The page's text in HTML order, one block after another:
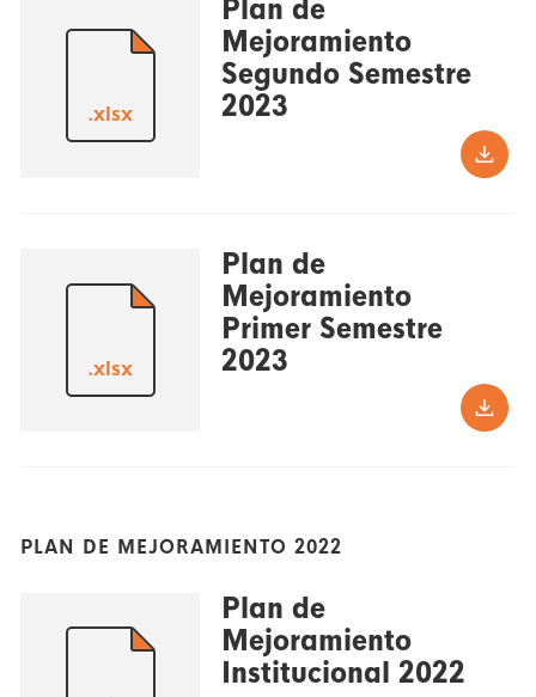
.xlsx
Plan de
Mejoramiento
Segundo Semestre
2023
.xlsx
Plan de
Mejoramiento
Primer Semestre
2023
PLAN DE MEJORAMIENTO 2022
Plan de
Mejoramiento
Institucional 2022